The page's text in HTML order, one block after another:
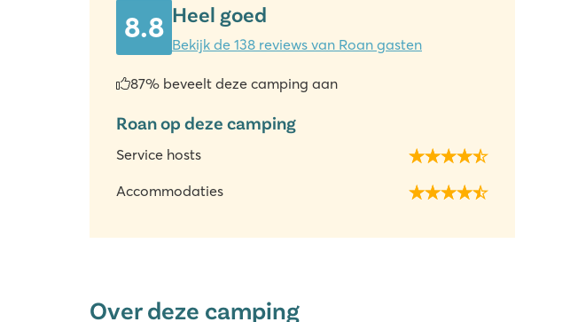
8.8 Heel goed
Bekijk de 138 reviews van Roan gasten
87% beveelt deze camping aan
Roan op deze camping
Service hosts
Accommodaties
Over deze camping